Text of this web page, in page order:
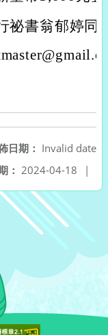
祕書翁郁婷同
日期： Invalid date
： 2024-04-18 |